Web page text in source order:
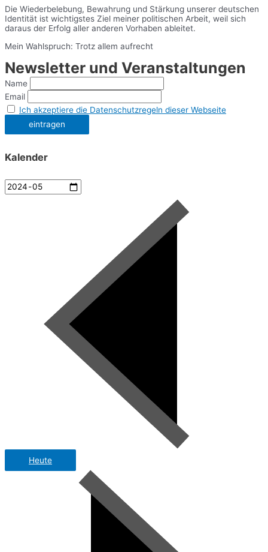
Die Wiederbelebung, Bewahrung und Stärkung unserer deutschen
Identität ist wichtigstes Ziel meiner politischen Arbeit, weil sich
daraus der Erfolg aller anderen Vorhaben ableitet.
Mein Wahlspruch: Trotz allem aufrecht
Newsletter und Veranstaltungen
Name
Email
Ich akzeptiere die Datenschutzregeln dieser Webseite
Kalender
Heute